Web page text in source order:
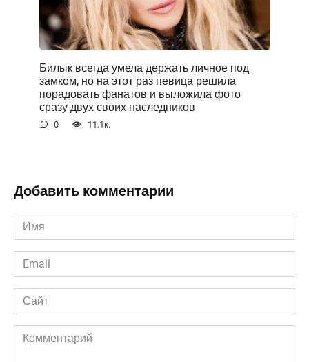
Билык всегда умела держать личное под
замком, но на этот раз певица решила
порадовать фанатов и выложила фото
сразу двух своих наследников
0 11.1к.
Добавить комментарии
Имя
*
Email
*
Сайт
Комментарий